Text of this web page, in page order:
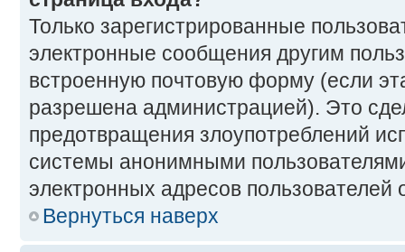
Только зарегистрированные
электронные сообщения другим
встроенную почтовую форму (если
разрешена администрацией). Это
предотвращения злоупотреблений
системы анонимными
электронных адресов пользователей
Вернуться наверх